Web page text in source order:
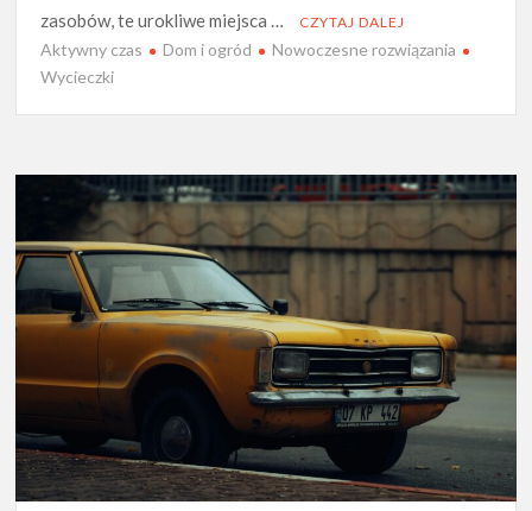
zasobów, te urokliwe miejsca …
CZYTAJ DALEJ
Aktywny czas Dom i ogród
Nowoczesne rozwiązania
Wycieczki